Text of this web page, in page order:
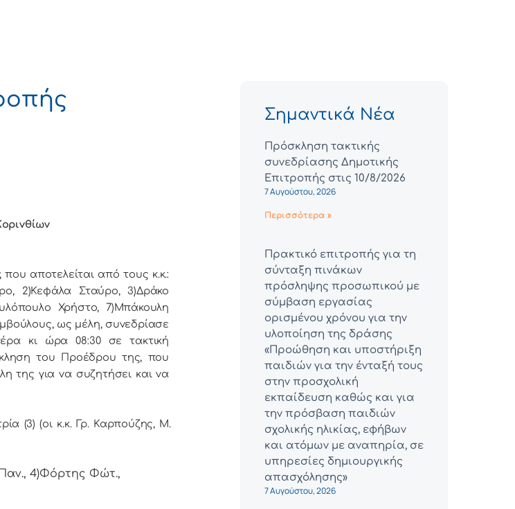
απoτελείται από τoυς κ.κ.:
2)Κεφάλα Σταύρο, 3)Δράκο
Χρήστο, 7)Μπάκουλη
ως μέλη, συvεδρίασε
κι ώρα 08:30 σε τακτική
τoυ Πρoέδρoυ της, πoυ
της για vα συζητήσει και vα
(3) (οι κ.κ. Γρ. Καρπούζης, Μ.
4)Φόρτης Φώτ.,
Σημαντικά Νέα
Πρόσκληση τακτικής
συνεδρίασης Δημοτικής
Επιτροπής στις 10/8/2026
7 Αυγούστου, 2026
Περισσότερα »
Πρακτικό επιτροπής για τη
σύνταξη πινάκων
πρόσληψης προσωπικού με
σύμβαση εργασίας
ορισμένου χρόνου για την
υλοποίηση της δράσης
«Προώθηση και υποστήριξη
παιδιών για την ένταξή τους
στην προσχολική
εκπαίδευση καθώς και για
την πρόσβαση παιδιών
σχολικής ηλικίας, εφήβων
και ατόμων με αναπηρία, σε
υπηρεσίες δημιουργικής
απασχόλησης»
7 Αυγούστου, 2026